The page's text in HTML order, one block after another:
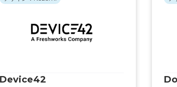
Device42